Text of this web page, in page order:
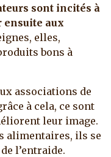
sont incités à
ensuite aux
elles,
bons à
associations de
à cela, ce sont
leur image.
alimentaires, ils se
l’entraide.